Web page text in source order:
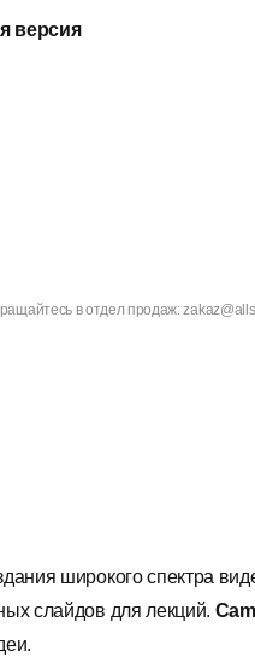
версия
широкого спектра
слайдов для лекций.
в отдел продаж: